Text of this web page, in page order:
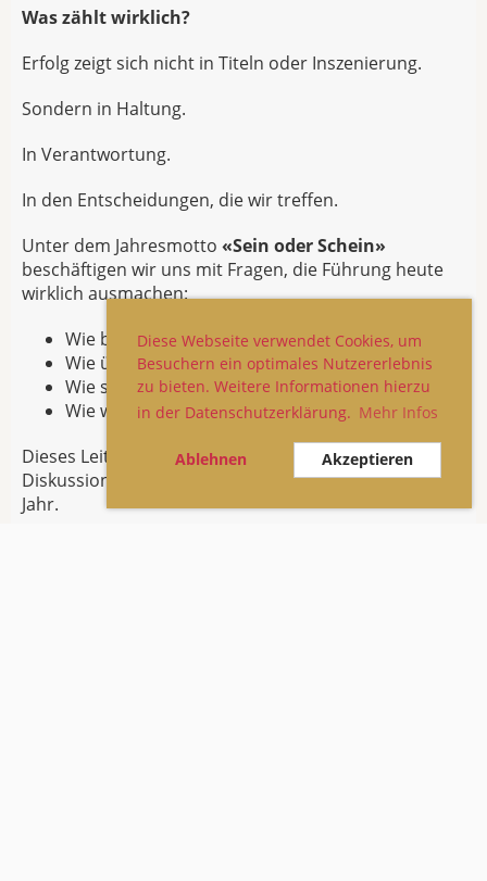
Diese Webseite verwendet Cookies, um
Besuchern ein optimales Nutzererlebnis
zu bieten. Weitere Informationen hierzu
in der Datenschutzerklärung. Mehr Infos
Ablehnen Akzeptieren
Was zählt wirklich?
Erfolg zeigt sich nicht in Titeln oder Inszenierung.
Sondern in Haltung.
In Verantwortung.
In den Entscheidungen, die wir treffen.
Unter dem Jahresmotto «Sein oder Schein»
beschäftigen wir uns mit Fragen, die Führung heute
wirklich ausmachen:
Wie bleiben wir authentisch?
Wie übernehmen wir Verantwortung?
Wie schaffen wir Vertrauen?
Wie wirken wir nachhaltig?
Dieses Leitmotiv begleitet unsere Veranstaltungen,
Diskussionen und Publikationen durch das ganze
Jahr.